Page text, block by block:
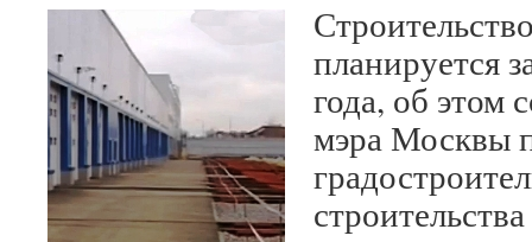
планируется
года, об этом
мэра Москвы